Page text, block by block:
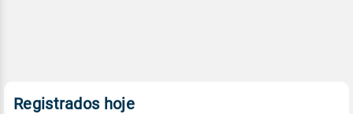
Registrados hoje